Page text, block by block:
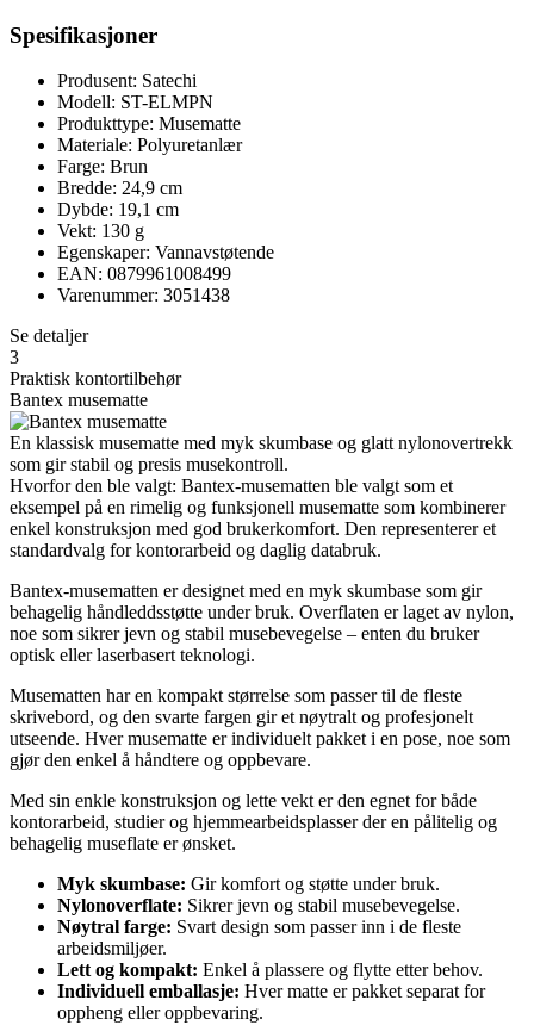
Spesifikasjoner
Produsent: Satechi
Modell: ST-ELMPN
Produkttype: Musematte
Materiale: Polyuretanlær
Farge: Brun
Bredde: 24,9 cm
Dybde: 19,1 cm
Vekt: 130 g
Egenskaper: Vannavstøtende
EAN: 0879961008499
Varenummer: 3051438
Se detaljer
3
Praktisk kontortilbehør
Bantex musematte
En klassisk musematte med myk skumbase og glatt nylonovertrekk
som gir stabil og presis musekontroll.
Hvorfor den ble valgt: Bantex-musematten ble valgt som et
eksempel på en rimelig og funksjonell musematte som kombinerer
enkel konstruksjon med god brukerkomfort. Den representerer et
standardvalg for kontorarbeid og daglig databruk.
Bantex-musematten er designet med en myk skumbase som gir
behagelig håndleddsstøtte under bruk. Overflaten er laget av nylon,
noe som sikrer jevn og stabil musebevegelse – enten du bruker
optisk eller laserbasert teknologi.
Musematten har en kompakt størrelse som passer til de fleste
skrivebord, og den svarte fargen gir et nøytralt og profesjonelt
utseende. Hver musematte er individuelt pakket i en pose, noe som
gjør den enkel å håndtere og oppbevare.
Med sin enkle konstruksjon og lette vekt er den egnet for både
kontorarbeid, studier og hjemmearbeidsplasser der en pålitelig og
behagelig museflate er ønsket.
Myk skumbase: Gir komfort og støtte under bruk.
Nylonoverflate: Sikrer jevn og stabil musebevegelse.
Nøytral farge: Svart design som passer inn i de fleste
arbeidsmiljøer.
Lett og kompakt: Enkel å plassere og flytte etter behov.
Individuell emballasje: Hver matte er pakket separat for
oppheng eller oppbevaring.